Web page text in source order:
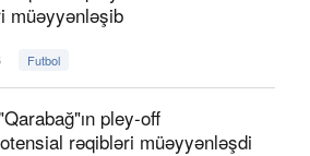
müəyyənləşib
Futbol
pley-off
rəqibləri müəyyənləşdi